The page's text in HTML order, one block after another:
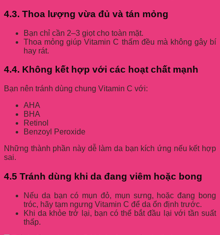
4.3. Thoa lượng vừa đủ và tán mỏng
Bạn chỉ cần 2–3 giọt cho toàn mặt.
Thoa mỏng giúp Vitamin C thấm đều mà không gây bí
hay rát.
4.4. Không kết hợp với các hoạt chất mạnh
Bạn nên tránh dùng chung Vitamin C với:
AHA
BHA
Retinol
Benzoyl Peroxide
Những thành phần này dễ làm da bạn kích ứng nếu kết hợp
sai.
4.5 Tránh dùng khi da đang viêm hoặc bong
Nếu da bạn có mụn đỏ, mụn sưng, hoặc đang bong
tróc, hãy tạm ngưng Vitamin C để da ổn định trước.
Khi da khỏe trở lại, bạn có thể bắt đầu lại với tần suất
thấp.